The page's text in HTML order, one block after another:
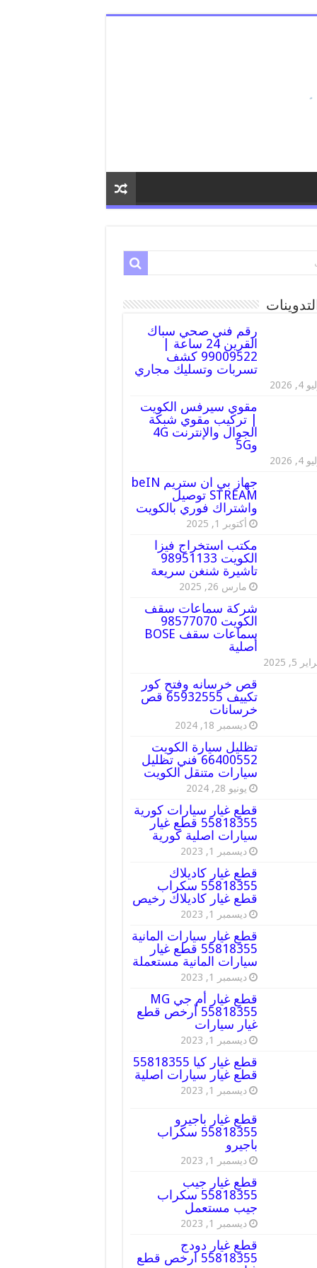
رقم فني صحي سباك
القرين 24 ساعة |
99009522 كشف
تسربات وتسليك مجاري
4, 2026
مقوي سيرفس الكويت
| تركيب مقوي شبكة
الجوال والإنترنت 4G
و5G
4, 2026
جهاز بي ان ستريم beIN
STREAM توصيل
واشتراك فوري بالكويت
أكتوبر 1, 2025
مكتب استخراج فيزا
الكويت 98951133
تاشيرة شنغن سريعة
مارس 26, 2025
شركة سماعات سقف
الكويت 98577070
سماعات سقف BOSE
أصلية
5, 2025
قص خرسانه وفتح كور
تكييف 65932555 قص
خرسانات
ديسمبر 18, 2024
تظليل سيارة الكويت
66400552 فني تظليل
سيارات متنقل الكويت
يونيو 28, 2024
قطع غيار سيارات كورية
55818355 قطع غيار
سيارات اصلية كورية
ديسمبر 1, 2023
قطع غيار كاديلاك
55818355 سكراب
قطع غيار كاديلاك رخيص
ديسمبر 1, 2023
قطع غيار سيارات المانية
55818355 قطع غيار
سيارات المانية مستعملة
ديسمبر 1, 2023
قطع غيار أم جي MG
55818355 أرخص قطع
غيار سيارات
ديسمبر 1, 2023
قطع غيار كيا 55818355
قطع غيار سيارات اصلية
ديسمبر 1, 2023
قطع غيار باجيرو
55818355 سكراب
باجيرو
ديسمبر 1, 2023
قطع غيار جيب
55818355 سكراب
جيب مستعمل
ديسمبر 1, 2023
قطع غيار دودج
55818355 ارخص قطع